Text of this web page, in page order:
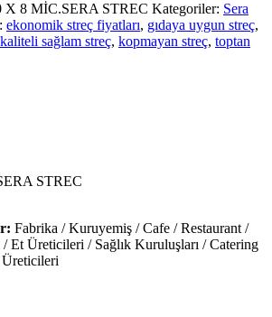
X 8 MİC.SERA STREC Kategoriler: Sera
ekonomik streç fiyatları, gıdaya uygun streç,
kaliteli sağlam streç, kopmayan streç, toptan
STREC
Fabrika / Kuruyemiş / Cafe / Restaurant /
/ Et Üreticileri / Sağlık Kuruluşları / Catering
Üreticileri